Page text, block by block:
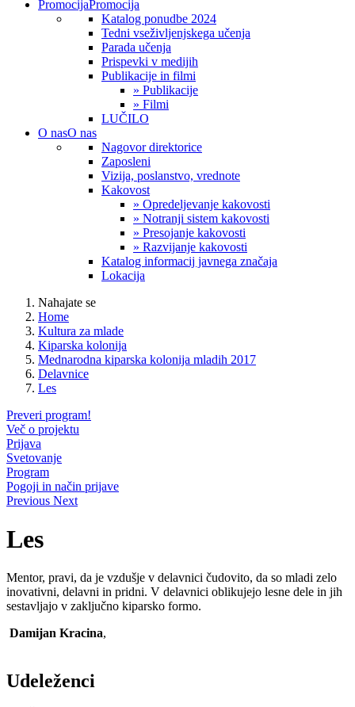
PromocijaPromocija
Katalog ponudbe 2024
Tedni vseživljenjskega učenja
Parada učenja
Prispevki v medijih
Publikacije in filmi
» Publikacije
» Filmi
LUČILO
O nasO nas
Nagovor direktorice
Zaposleni
Vizija, poslanstvo, vrednote
Kakovost
» Opredeljevanje kakovosti
» Notranji sistem kakovosti
» Presojanje kakovosti
» Razvijanje kakovosti
Katalog informacij javnega značaja
Lokacija
Nahajate se
Home
Kultura za mlade
Kiparska kolonija
Mednarodna kiparska kolonija mladih 2017
Delavnice
Les
Preveri program!
Več o projektu
Prijava
Svetovanje
Program
Pogoji in način prijave
Previous Next
Les
Mentor, pravi, da je vzdušje v delavnici čudovito, da so mladi zelo
inovativni, delavni in pridni. V delavnici oblikujejo lesne dele in jih
sestavljajo v zaključno kiparsko formo.
Damijan Kracina,
Udeleženci